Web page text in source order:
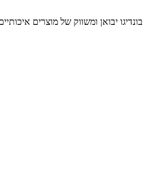
בונדיגו יבואן ומשווק של מוצרים